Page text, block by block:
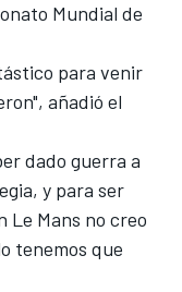
Mundial de
para venir
añadió el
dado guerra a
y para ser
Le Mans no creo
tenemos que